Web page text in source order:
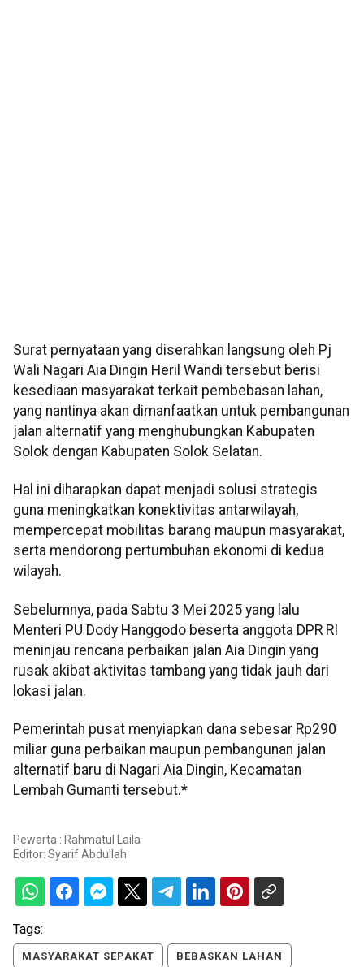
Surat pernyataan yang diserahkan langsung oleh Pj
Wali Nagari Aia Dingin Heril Wandi tersebut berisi
kesediaan masyarakat terkait pembebasan lahan,
yang nantinya akan dimanfaatkan untuk pembangunan
jalan alternatif yang menghubungkan Kabupaten
Solok dengan Kabupaten Solok Selatan.
Hal ini diharapkan dapat menjadi solusi strategis
guna meningkatkan konektivitas antarwilayah,
mempercepat mobilitas barang maupun masyarakat,
serta mendorong pertumbuhan ekonomi di kedua
wilayah.
Sebelumnya, pada Sabtu 3 Mei 2025 yang lalu
Menteri PU Dody Hanggodo beserta anggota DPR RI
meninjau rencana perbaikan jalan Aia Dingin yang
rusak akibat aktivitas tambang yang tidak jauh dari
lokasi jalan.
Pemerintah pusat menyiapkan dana sebesar Rp290
miliar guna perbaikan maupun pembangunan jalan
alternatif baru di Nagari Aia Dingin, Kecamatan
Lembah Gumanti tersebut.*
Pewarta : Rahmatul Laila
Editor: Syarif Abdullah
Tags:
MASYARAKAT SEPAKAT BEBASKAN LAHAN